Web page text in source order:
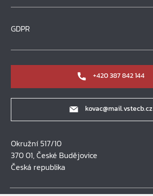
GDPR
+420 387 842 144
kovac@mail.vstecb.cz
Okružní 517/10
370 01, České Budějovice
Česká republika